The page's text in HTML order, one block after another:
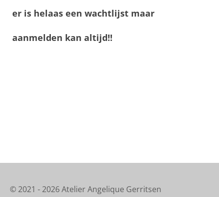
er is helaas een wachtlijst maar
aanmelden kan altijd!!
© 2021 - 2026 Atelier Angelique Gerritsen